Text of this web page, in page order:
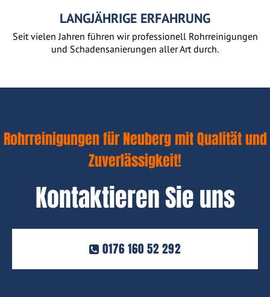
LANGJÄHRIGE ERFAHRUNG
Seit vielen Jahren führen wir professionell Rohrreinigungen
und Schadensanierungen aller Art durch.
Rohrreinigungen für Neuberg mit Qualität und
Zuverlässigkeit!
Kontaktieren Sie uns
0176 160 52 292